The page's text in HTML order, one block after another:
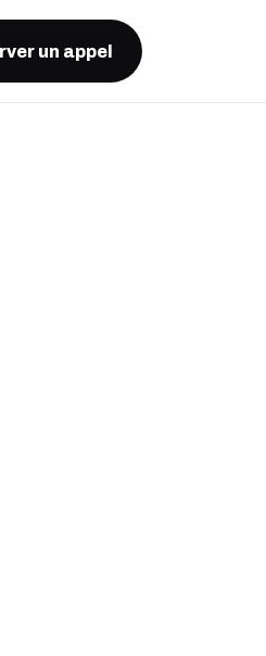
un appel